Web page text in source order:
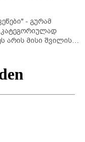
- გუ­რა­მ
არის მისი შვი­ლის